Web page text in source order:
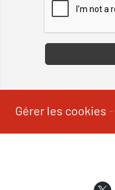
Gérer les cookies -